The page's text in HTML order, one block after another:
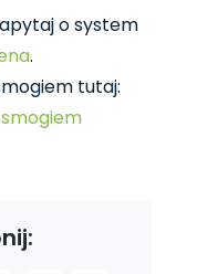
o system
.
tutaj: